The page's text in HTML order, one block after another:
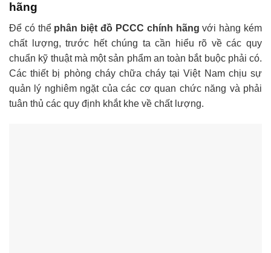
hãng
Để có thể phân biệt đồ PCCC chính hãng với hàng kém
chất lượng, trước hết chúng ta cần hiểu rõ về các quy
chuẩn kỹ thuật mà một sản phẩm an toàn bắt buộc phải có.
Các thiết bị phòng cháy chữa cháy tại Việt Nam chịu sự
quản lý nghiêm ngặt của các cơ quan chức năng và phải
tuân thủ các quy định khắt khe về chất lượng.